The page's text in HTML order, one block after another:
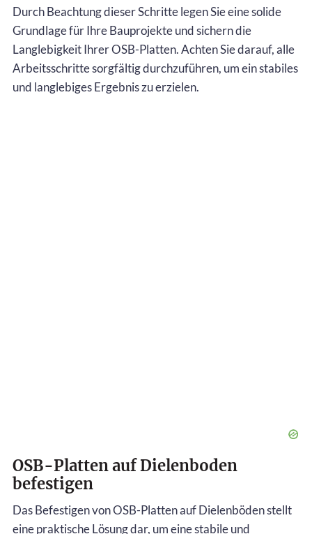
Durch Beachtung dieser Schritte legen Sie eine solide
Grundlage für Ihre Bauprojekte und sichern die
Langlebigkeit Ihrer OSB-Platten. Achten Sie darauf, alle
Arbeitsschritte sorgfältig durchzuführen, um ein stabiles
und langlebiges Ergebnis zu erzielen.
OSB-Platten auf Dielenboden
befestigen
Das Befestigen von OSB-Platten auf Dielenböden stellt
eine praktische Lösung dar, um eine stabile und